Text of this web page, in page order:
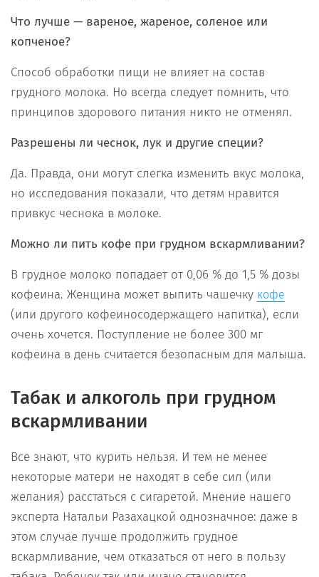
Что лучше — вареное, жареное, соленое или
копченое?
Способ обработки пищи не влияет на состав
грудного молока. Но всегда следует помнить, что
принципов здорового питания никто не отменял.
Разрешены ли чеснок, лук и другие специи?
Да. Правда, они могут слегка изменить вкус молока,
но исследования показали, что детям нравится
привкус чеснока в молоке.
Можно ли пить кофе при грудном вскармливании?
В грудное молоко попадает от 0,06 % до 1,5 % дозы
кофеина. Женщина может выпить чашечку кофе
(или другого кофеиносодержащего напитка), если
очень хочется. Поступление не более 300 мг
кофеина в день считается безопасным для малыша.
Табак и алкоголь при грудном
вскармливании
Все знают, что курить нельзя. И тем не менее
некоторые матери не находят в себе сил (или
желания) расстаться с сигаретой. Мнение нашего
эксперта Натальи Разахацкой однозначное: даже в
этом случае лучше продолжить грудное
вскармливание, чем отказаться от него в пользу